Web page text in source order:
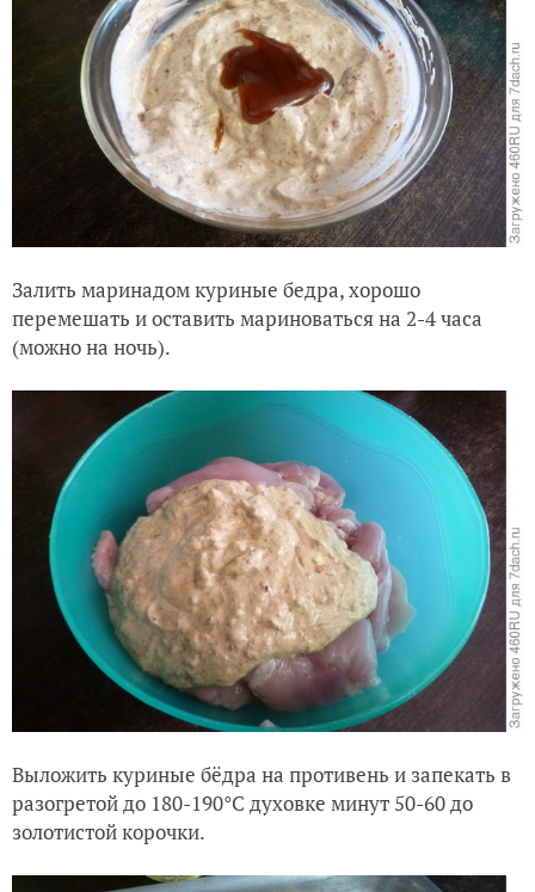
Залить маринадом куриные бедра, хорошо
перемешать и оставить мариноваться на 2-4 часа
(можно на ночь).
Выложить куриные бёдра на противень и запекать в
разогретой до 180-190°C духовке минут 50-60 до
золотистой корочки.